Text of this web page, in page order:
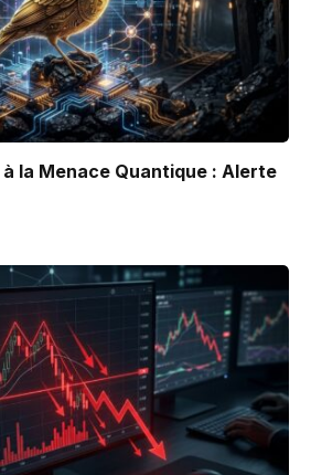
la Menace Quantique : Alerte